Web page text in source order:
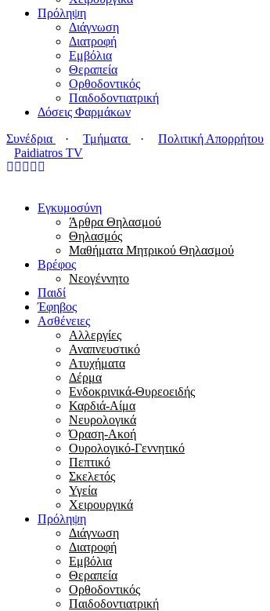
Πρόληψη
Διάγνωση
Διατροφή
Εμβόλια
Θεραπεία
Ορθοδοντικός
Παιδοδοντιατρική
Δόσεις Φαρμάκων
Συνέδρια
· Τμήματα · Πολιτική Απορρήτου
Paidiatros TV
Εγκυμοσύνη
Άρθρα Θηλασμού
Θηλασμός
Μαθήματα Μητρικού Θηλασμού
Βρέφος
Νεογέννητο
Παιδί
Έφηβος
Ασθένειες
Αλλεργίες
Αναπνευστικό
Ατυχήματα
Δέρμα
Ενδοκρινικά-Θυρεοειδής
Καρδιά-Αίμα
Νευρολογικά
Όραση-Ακοή
Ουρολογικό-Γεννητικό
Πεπτικό
Σκελετός
Υγεία
Χειρουργικά
Πρόληψη
Διάγνωση
Διατροφή
Εμβόλια
Θεραπεία
Ορθοδοντικός
Παιδοδοντιατρική